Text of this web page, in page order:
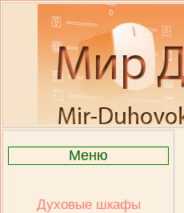
Меню
Духовые шкафы